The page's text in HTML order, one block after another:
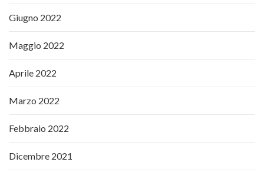
Giugno 2022
Maggio 2022
Aprile 2022
Marzo 2022
Febbraio 2022
Dicembre 2021